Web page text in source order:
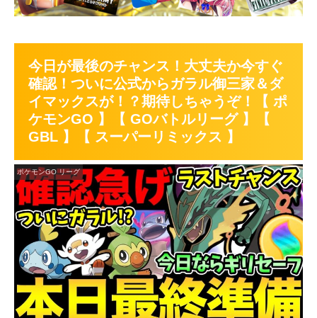
今日が最後のチャンス！大丈夫か今すぐ
確認！ついに公式からガラル御三家＆ダ
イマックスが！？期待しちゃうぞ！【 ポ
ケモンGO 】【 GOバトルリーグ 】【
GBL 】【 スーパーリミックス 】
ポケモンGO リーグ